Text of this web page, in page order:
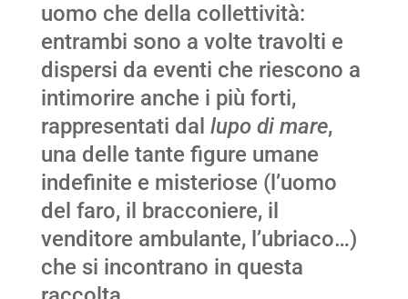
uomo che della collettività:
entrambi sono a volte travolti e
dispersi da eventi che riescono a
intimorire anche i più forti,
rappresentati dal lupo di mare,
una delle tante figure umane
indefinite e misteriose (l’uomo
del faro, il bracconiere, il
venditore ambulante, l’ubriaco…)
che si incontrano in questa